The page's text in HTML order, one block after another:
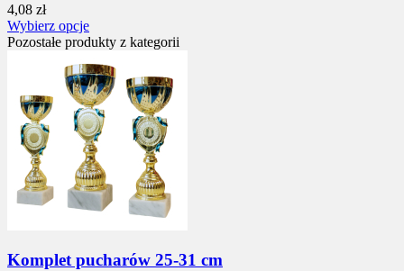
4,08 zł
Wybierz opcje
Pozostałe produkty z kategorii
Komplet pucharów 25-31 cm